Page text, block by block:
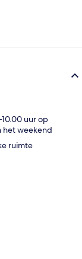
uur op
het weekend
ruimte